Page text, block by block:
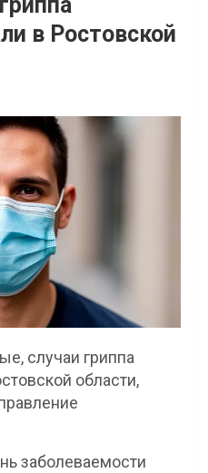
в Ростовской
случаи гриппа
области,
заболеваемости